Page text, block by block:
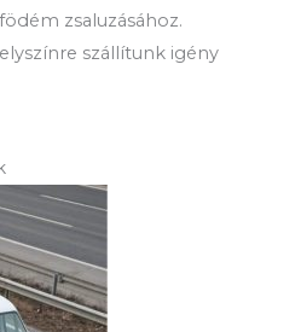
zsaluzásához.
szállítunk igény